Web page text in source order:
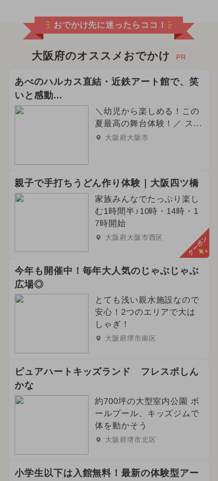
おでかけ先に迷ったらココ！
大阪府のオススメおでかけ PR
あべのハルカス直結・近鉄アート館で、笑
いと感動...
＼幼児から楽しめる！この
夏最高の舞台体験！／ ス...
大阪府大阪市
親子で手打ちうどん作り体験｜大阪四ツ橋
家族みんなでたっぷり楽し
む1時間半♪10時・14時・1
7時開始
大阪府大阪市西区 クーポン
今年も開催中！毎年大人気のじゃぶじゃぶ
広場◎
とても浅い親水施設なので
安心！2つのエリアで大は
しゃぎ！
大阪府堺市南区
ピュアハートキッズランド フレスポしん
かな
約700坪の大型室内公園 ボ
ールプール、キッズジムで
体を動かそう
大阪府堺市北区
小学生以下は入館無料！最新の体験型アー